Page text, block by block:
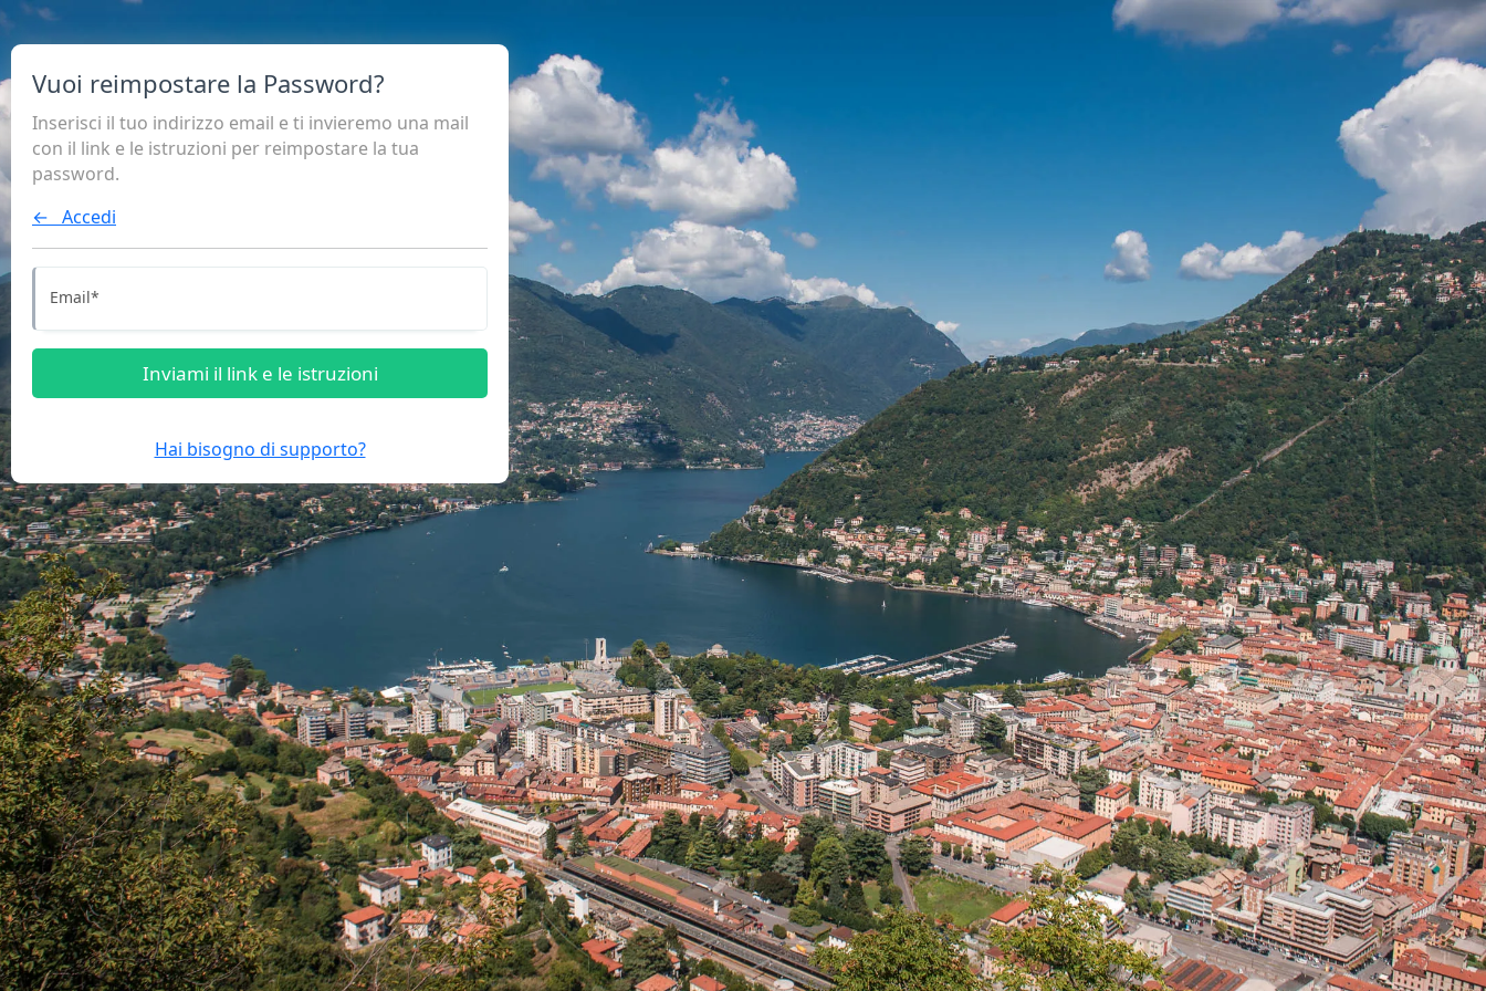
Vuoi reimpostare la Password?
Inserisci il tuo indirizzo email e ti invieremo una mail
con il link e le istruzioni per reimpostare la tua
password.
← Accedi
Email*
Inviami il link e le istruzioni
Hai bisogno di supporto?